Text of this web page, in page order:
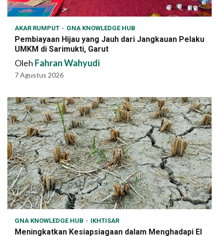
AKAR RUMPUT GNA KNOWLEDGE HUB
Pembiayaan Hijau yang Jauh dari Jangkauan Pelaku
UMKM di Sarimukti, Garut
Oleh Fahran Wahyudi
7 Agustus 2026
GNA KNOWLEDGE HUB IKHTISAR
Meningkatkan Kesiapsiagaan dalam Menghadapi El